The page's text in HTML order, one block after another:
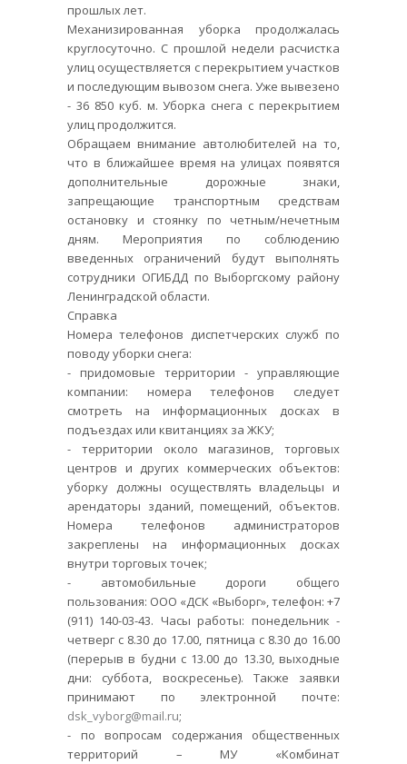
прошлых лет.
Механизированная уборка продолжалась
круглосуточно. С прошлой недели расчистка
улиц осуществляется с перекрытием участков
и последующим вывозом снега. Уже вывезено
- 36 850 куб. м. Уборка снега с перекрытием
улиц продолжится.
Обращаем внимание автолюбителей на то,
что в ближайшее время на улицах появятся
дополнительные дорожные знаки,
запрещающие транспортным средствам
остановку и стоянку по четным/нечетным
дням. Мероприятия по соблюдению
введенных ограничений будут выполнять
сотрудники ОГИБДД по Выборгскому району
Ленинградской области.
Справка
Номера телефонов диспетчерских служб по
поводу уборки снега:
- придомовые территории - управляющие
компании: номера телефонов следует
смотреть на информационных досках в
подъездах или квитанциях за ЖКУ;
- территории около магазинов, торговых
центров и других коммерческих объектов:
уборку должны осуществлять владельцы и
арендаторы зданий, помещений, объектов.
Номера телефонов администраторов
закреплены на информационных досках
внутри торговых точек;
- автомобильные дороги общего
пользования: ООО «ДСК «Выборг», телефон: +7
(911) 140-03-43. Часы работы: понедельник -
четверг с 8.30 до 17.00, пятница с 8.30 до 16.00
(перерыв в будни с 13.00 до 13.30, выходные
дни: суббота, воскресенье). Также заявки
принимают по электронной почте:
dsk_vyborg@mail.ru;
- по вопросам содержания общественных
территорий – МУ «Комбинат